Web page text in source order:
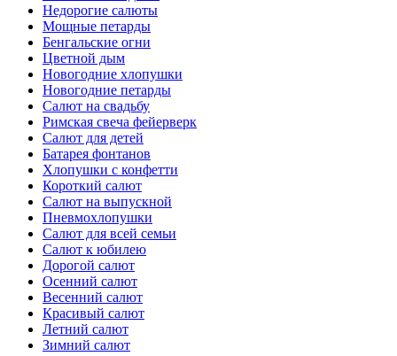
Недорогие салюты
Мощные петарды
Бенгальские огни
Цветной дым
Новогодние хлопушки
Новогодние петарды
Салют на свадьбу
Римская свеча фейерверк
Салют для детей
Батарея фонтанов
Хлопушки с конфетти
Короткий салют
Салют на выпускной
Пневмохлопушки
Салют для всей семьи
Салют к юбилею
Дорогой салют
Осенний салют
Весенний салют
Красивый салют
Летний салют
Зимний салют